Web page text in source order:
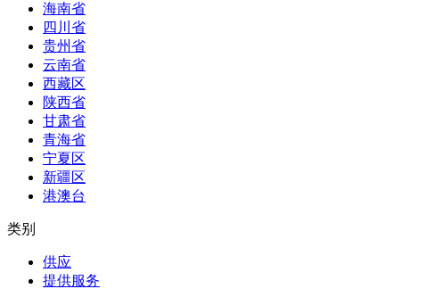
海南省
四川省
贵州省
云南省
西藏区
陕西省
甘肃省
青海省
宁夏区
新疆区
港澳台
类别
供应
提供服务